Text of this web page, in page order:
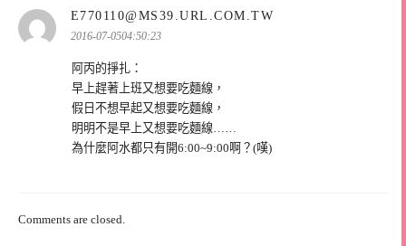
E770110@MS39.URL.COM.TW
2016-07-0504:50:23
阿丙的掙扎：
早上趕著上班又想要吃麵線，
假日不想早起又想要吃麵線，
明明不是早上又想要吃麵線……
為什麼阿水都只有開6:00~9:00啊？(嘆)
Comments are closed.